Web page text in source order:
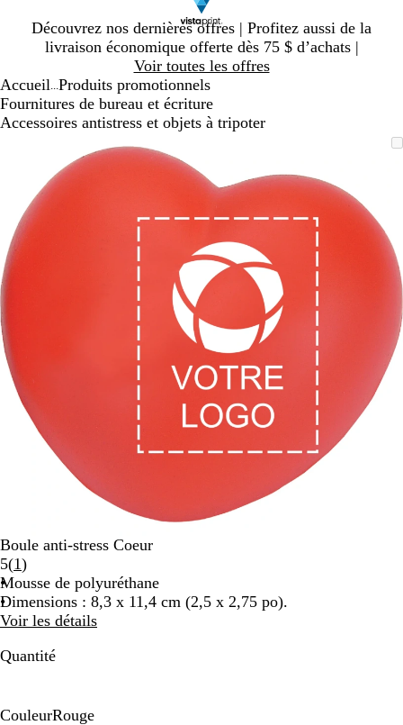
Découvrez nos dernières offres | Profitez aussi de la
livraison économique offerte dès 75 $ d’achats |
Voir toutes les offres
Diapositive
1
Accueil Produits promotionnels
Fournitures de bureau et écriture
Accessoires antistress et objets à tripoter
minimum
agrandir
touches
« plus »
et
pour
zoomer,
et
touches
fléchées
pour
panoramiser
Boule anti-stress Coeur
5(1Lire
les
1 avis
)
Mousse de polyuréthane
Dimensions : 8,3 x 11,4 cm (2,5 x 2,75 po).
Voir les détails
Quantité
CouleurRouge